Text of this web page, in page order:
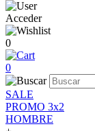
Acceder
0
0
SALE
PROMO 3x2
HOMBRE